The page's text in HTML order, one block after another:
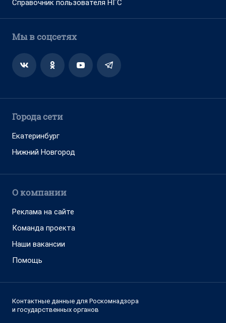
Справочник пользователя НГС
Мы в соцсетях
Города сети
Екатеринбург
Нижний Новгород
О компании
Реклама на сайте
Команда проекта
Наши вакансии
Помощь
Контактные данные для Роскомнадзора
и государственных органов